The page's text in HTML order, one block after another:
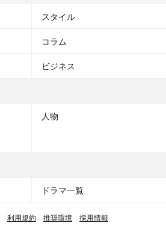
スタイル
コラム
ビジネス
人物
ドラマ一覧
利用規約 推奨環境 採用情報